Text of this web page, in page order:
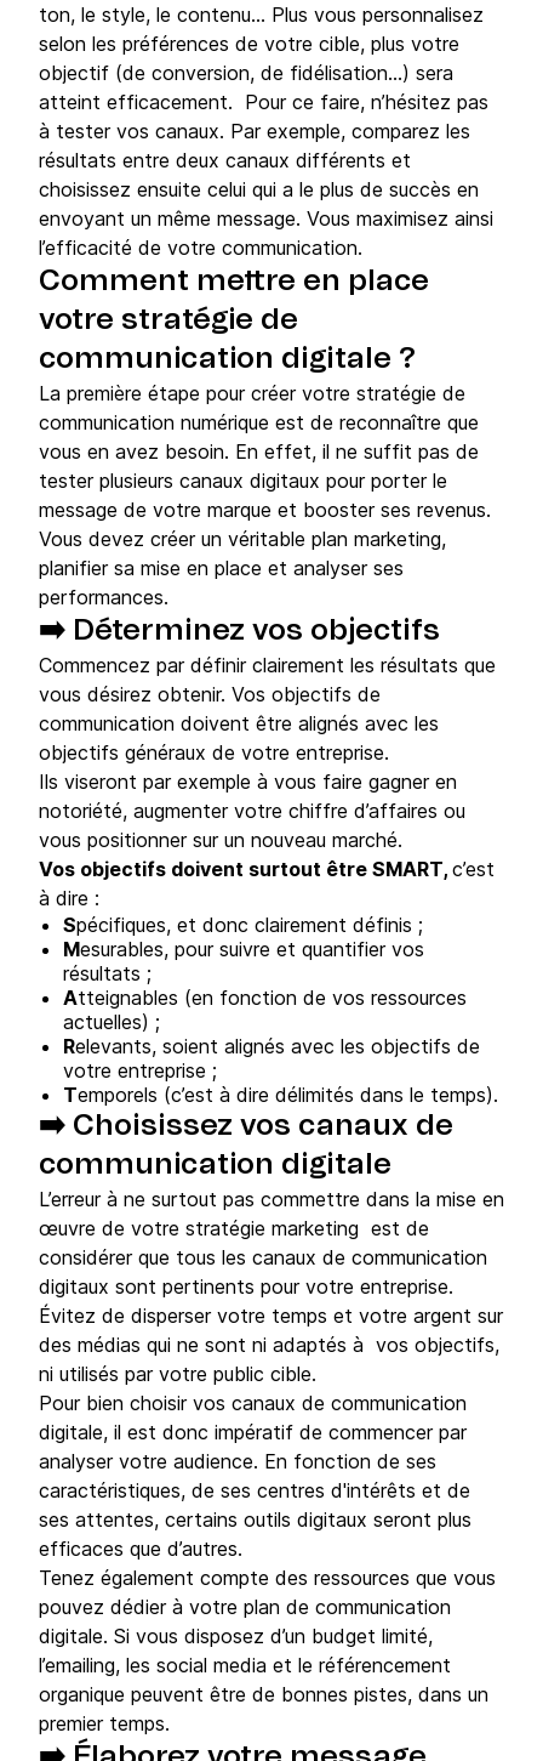
ton, le style, le contenu… Plus vous personnalisez
selon les préférences de votre cible, plus votre
objectif (de conversion, de fidélisation…) sera
atteint efficacement. Pour ce faire, n’hésitez pas
à tester vos canaux. Par exemple, comparez les
résultats entre deux canaux différents et
choisissez ensuite celui qui a le plus de succès en
envoyant un même message. Vous maximisez ainsi
l’efficacité de votre communication.
Comment mettre en place
votre stratégie de
communication digitale ?
La première étape pour créer votre stratégie de
communication numérique est de reconnaître que
vous en avez besoin. En effet, il ne suffit pas de
tester plusieurs canaux digitaux pour porter le
message de votre marque et booster ses revenus.
Vous devez créer un véritable plan marketing,
planifier sa mise en place et analyser ses
performances.
➡️ Déterminez vos objectifs
Commencez par définir clairement les résultats que
vous désirez obtenir. Vos objectifs de
communication doivent être alignés avec les
objectifs généraux de votre entreprise.
Ils viseront par exemple à vous faire gagner en
notoriété, augmenter votre chiffre d’affaires ou
vous positionner sur un nouveau marché.
Vos objectifs doivent surtout être SMART, c’est
à dire :
Spécifiques, et donc clairement définis ;
Mesurables, pour suivre et quantifier vos
résultats ;
Atteignables (en fonction de vos ressources
actuelles) ;
Relevants, soient alignés avec les objectifs de
votre entreprise ;
Temporels (c’est à dire délimités dans le temps).
➡️ Choisissez vos canaux de
communication digitale
L’erreur à ne surtout pas commettre dans la mise en
œuvre de votre stratégie marketing est de
considérer que tous les canaux de communication
digitaux sont pertinents pour votre entreprise.
Évitez de disperser votre temps et votre argent sur
des médias qui ne sont ni adaptés à vos objectifs,
ni utilisés par votre public cible.
Pour bien choisir vos canaux de communication
digitale, il est donc impératif de commencer par
analyser votre audience. En fonction de ses
caractéristiques, de ses centres d'intérêts et de
ses attentes, certains outils digitaux seront plus
efficaces que d’autres.
Tenez également compte des ressources que vous
pouvez dédier à votre plan de communication
digitale. Si vous disposez d’un budget limité,
l’emailing, les social media et le référencement
organique peuvent être de bonnes pistes, dans un
premier temps.